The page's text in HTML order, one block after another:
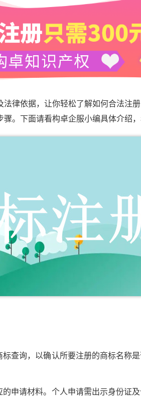
律依据，让你轻松了解如何合法注册
。下面请看构卓企服小编具体介绍，
询，以确认所要注册的商标名称是
请材料。个人申请需出示身份证及